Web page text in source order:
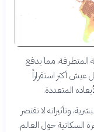
المتطرفة، مما يدفع
أكثر استقراراً
المتعددة.
وتأثيراته لا تقتصر
السكانية حول العالم.